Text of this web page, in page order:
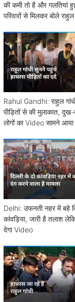
की कमी तो है और गलतियां
परिवारों से मिलकर बोले राहुल
Rahul Gandhi: राहुल
पीड़ितों से की मुलाकात, दुख-
लोगों का Video सामने आया
Delhi: उफनती नहर में बहे
कांवड़िया, जारी है तलाश
देगा Video